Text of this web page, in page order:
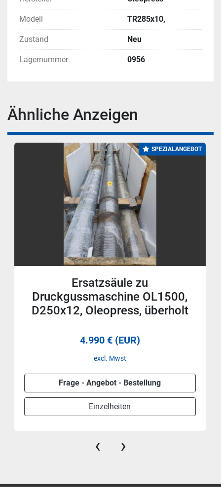
Modell TR285x10,
Zustand Neu
Lagernummer 0956
Ähnliche Anzeigen
SPEZIALANGEBOT
Ersatzsäule zu
Druckgussmaschine OL1500,
D250x12, Oleopress, überholt
4.990 € (EUR)
excl. Mwst
Frage - Angebot - Bestellung
Einzelheiten
‹ ›